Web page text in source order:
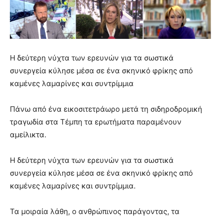
Η δεύτερη νύχτα των ερευνών για τα σωστικά
συνεργεία κύλησε μέσα σε ένα σκηνικό φρίκης από
καμένες λαμαρίνες και συντρίμμια
Πάνω από ένα εικοσιτετράωρο μετά τη σιδηροδρομική
τραγωδία στα Τέμπη τα ερωτήματα παραμένουν
αμείλικτα.
Η δεύτερη νύχτα των ερευνών για τα σωστικά
συνεργεία κύλησε μέσα σε ένα σκηνικό φρίκης από
καμένες λαμαρίνες και συντρίμμια.
Τα μοιραία λάθη, ο ανθρώπινος παράγοντας, τα